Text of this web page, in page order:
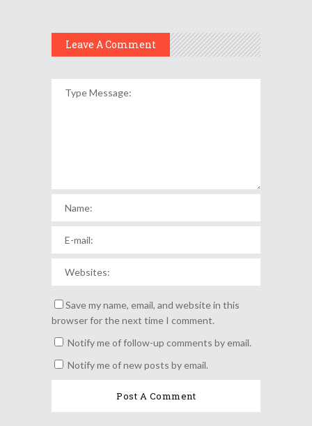
Leave A Comment
Save my name, email, and website in this
browser for the next time I comment.
Notify me of follow-up comments by email.
Notify me of new posts by email.